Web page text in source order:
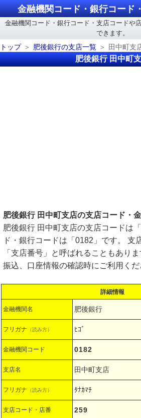
金融機関コード・銀行コード
金融機関コード・銀行コード・支店コードや
できます。
トップ
肥後銀行の支店一覧 田中町支
肥後銀行 田中町
肥後銀行 田中町支店の支店コード・
肥後銀行 田中町支店の支店コードは
ド・銀行コードは「0182」です。 支
「支店番号」と呼ばれることもあり
振込、口座情報の確認時にご利用くだ
詳細情報
金融機関名 肥後銀行
フリガナ （読み方） ﾋｺﾞ
金融機関コード 0182
支店名 田中町支店
フリガナ （読み方） ﾀﾅｶﾏﾁ
支店コード・店番 259